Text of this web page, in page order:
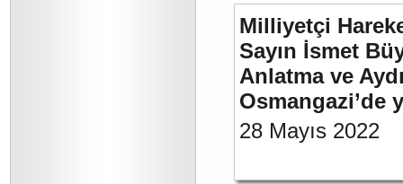
Milliyetçi
Sayın İsmet
Anlatma ve
Osmangazi’de
28 Mayıs 2022